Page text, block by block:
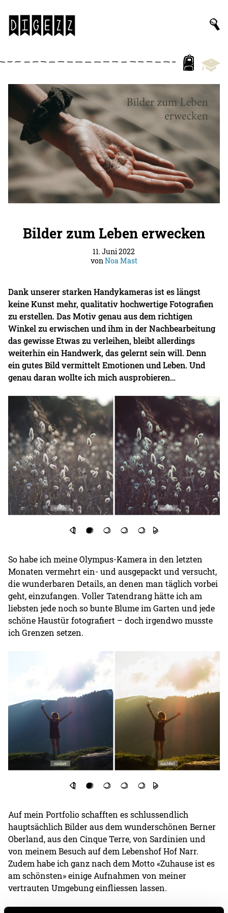
Bilder zum Leben erwecken
11. Juni 2022
vonNoa Mast
Dank unserer starken Handykameras ist es längst
keine Kunst mehr, qualitativ hochwertige Fotografien
zu erstellen. Das Motiv genau aus dem richtigen
Winkel zu erwischen und ihm in der Nachbearbeitung
das gewisse Etwas zu verleihen, bleibt allerdings
weiterhin ein Handwerk, das gelernt sein will. Denn
ein gutes Bild vermittelt Emotionen und Leben. Und
genau daran wollte ich mich ausprobieren…
So habe ich meine Olympus-Kamera in den letzten
Monaten vermehrt ein- und ausgepackt und versucht,
die wunderbaren Details, an denen man täglich vorbei
geht, einzufangen. Voller Tatendrang hätte ich am
liebsten jede noch so bunte Blume im Garten und jede
schöne Haustür fotografiert – doch irgendwo musste
ich Grenzen setzen.
Auf mein Portfolio schafften es schlussendlich
hauptsächlich Bilder aus dem wunderschönen Berner
Oberland, aus den Cinque Terre, von Sardinien und
von meinem Besuch auf dem Lebenshof Hof Narr.
Zudem habe ich ganz nach dem Motto «Zuhause ist es
am schönsten» einige Aufnahmen von meiner
vertrauten Umgebung einfliessen lassen.